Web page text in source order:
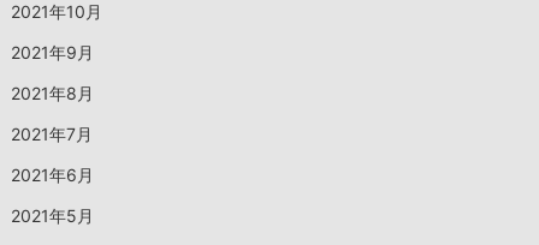
2021年10月
2021年9月
2021年8月
2021年7月
2021年6月
2021年5月